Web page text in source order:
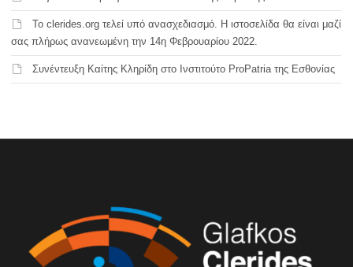
Το clerides.org τελεί υπό ανασχεδιασμό. Η ιστοσελίδα θα είναι μαζί
σας πλήρως ανανεωμένη την 14η Φεβρουαρίου 2022.
Συνέντευξη Καίτης Κληρίδη στο Ινστιτούτο ProPatria της Εσθονίας